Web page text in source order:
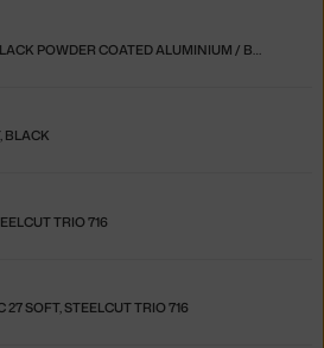
ŽIDLE AAC 20, BLACK POWDER COATED ALUMINIUM / BLACK
BLACK
TRIO 716
27 SOFT, STEELCUT TRIO 716